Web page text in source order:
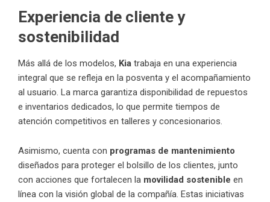
Experiencia de cliente y
sostenibilidad
Más allá de los modelos, Kia trabaja en una experiencia
integral que se refleja en la posventa y el acompañamiento
al usuario. La marca garantiza disponibilidad de repuestos
e inventarios dedicados, lo que permite tiempos de
atención competitivos en talleres y concesionarios.
Asimismo, cuenta con programas de mantenimiento
diseñados para proteger el bolsillo de los clientes, junto
con acciones que fortalecen la movilidad sostenible en
línea con la visión global de la compañía. Estas iniciativas